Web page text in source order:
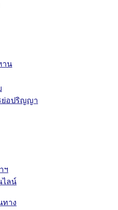
าน
อปริญญา
ฯ
ไลน์
ทาง